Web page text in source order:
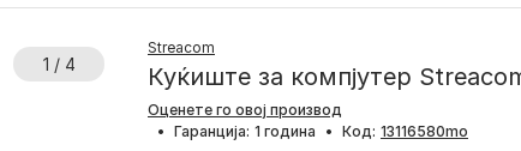
1 / 4
Streacom
Куќиште за компјутер
Оценете го овој производ
• Гаранција: 1 година • Код: